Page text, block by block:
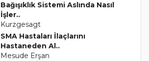
Bağışıklık Sistemi Aslında Nasıl
İşler..
Kurzgesagt
SMA Hastaları İlaçlarını
Hastaneden Al..
Mesude Erşan